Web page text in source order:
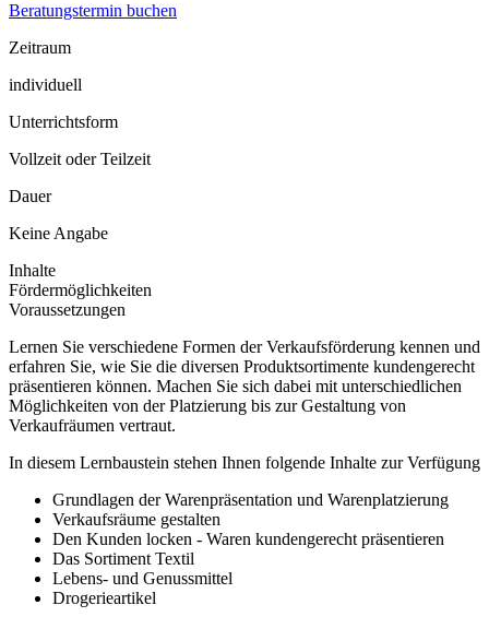
Beratungstermin buchen
Zeitraum
individuell
Unterrichtsform
Vollzeit oder Teilzeit
Dauer
Keine Angabe
Inhalte
Fördermöglichkeiten
Voraussetzungen
Lernen Sie verschiedene Formen der Verkaufsförderung kennen und
erfahren Sie, wie Sie die diversen Produktsortimente kundengerecht
präsentieren können. Machen Sie sich dabei mit unterschiedlichen
Möglichkeiten von der Platzierung bis zur Gestaltung von
Verkaufräumen vertraut.
In diesem Lernbaustein stehen Ihnen folgende Inhalte zur Verfügung
Grundlagen der Warenpräsentation und Warenplatzierung
Verkaufsräume gestalten
Den Kunden locken - Waren kundengerecht präsentieren
Das Sortiment Textil
Lebens- und Genussmittel
Drogerieartikel